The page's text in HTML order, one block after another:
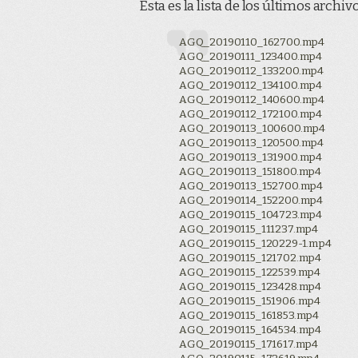
Esta es la lista de los últimos
AGQ_20190110_162700.mp4
AGQ_20190111_123400.mp4
AGQ_20190112_133200.mp4
AGQ_20190112_134100.mp4
AGQ_20190112_140600.mp4
AGQ_20190112_172100.mp4
AGQ_20190113_100600.mp4
AGQ_20190113_120500.mp4
AGQ_20190113_131900.mp4
AGQ_20190113_151800.mp4
AGQ_20190113_152700.mp4
AGQ_20190114_152200.mp4
AGQ_20190115_104723.mp4
AGQ_20190115_111237.mp4
AGQ_20190115_120229-1.mp4
AGQ_20190115_121702.mp4
AGQ_20190115_122539.mp4
AGQ_20190115_123428.mp4
AGQ_20190115_151906.mp4
AGQ_20190115_161853.mp4
AGQ_20190115_164534.mp4
AGQ_20190115_171617.mp4